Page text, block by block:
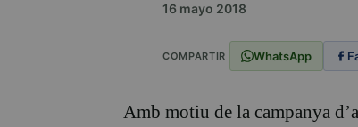
16 mayo 2018
COMPARTIR WhatsApp
Amb motiu de la campanya